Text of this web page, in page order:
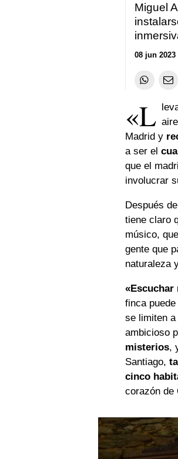
Volume
Miguel
08 jun 2023
«L
Madrid y
a ser el
que el
involucrar
Después
tiene claro
músico,
gente que
naturaleza
finca
se limiten
ambicioso
misterios,
Santiago,
cinco
corazón de